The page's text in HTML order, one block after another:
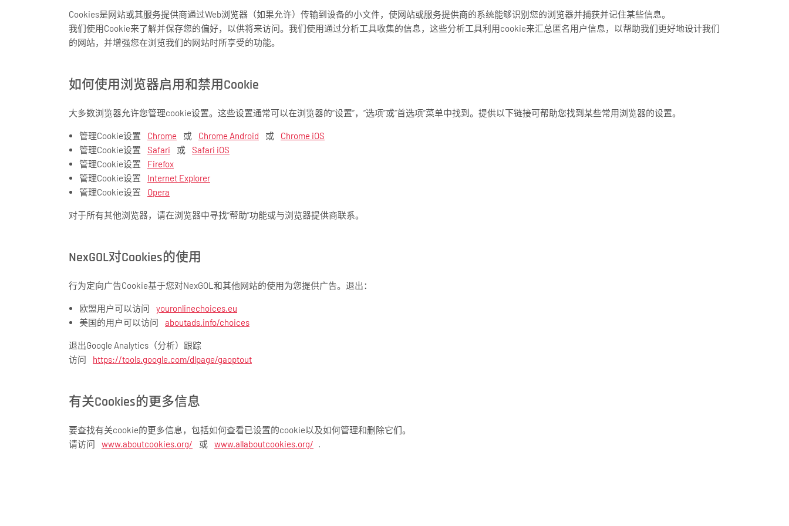
Cookies是网站或其服务提供商通过Web浏览器（如果允许）传输到设备的小文件，使网站或服务提供商的系统能够识别您的浏览器并捕获并记住某些信息。
我们使用Cookie来了解并保存您的偏好，以供将来访问。我们使用通过分析工具收集的信息，这些分析工具利用cookie来汇总匿名用户信息，以帮助我们更好地设计我们
的网站，并增强您在浏览我们的网站时所享受的功能。
如何使用浏览器启用和禁用Cookie
大多数浏览器允许您管理cookie设置。这些设置通常可以在浏览器的“设置”，“选项”或“首选项”菜单中找到。提供以下链接可帮助您找到某些常用浏览器的设置。
管理Cookie设置 Chrome 或 Chrome Android 或
Chrome iOS
管理Cookie设置
Safari 或
Safari iOS
管理Cookie设置
Firefox
管理Cookie设置
Internet Explorer
管理Cookie设置
Opera
对于所有其他浏览器，请在浏览器中寻找“帮助”功能或与浏览器提供商联系。
NexGOL对Cookies的使用
行为定向广告Cookie基于您对NexGOL和其他网站的使用为您提供广告。退出：
欧盟用户可以访问
youronlinechoices.eu
美国的用户可以访问
aboutads.info/choices
退出Google Analytics（分析）跟踪
访问
https://tools.google.com/dlpage/gaoptout
有关Cookies的更多信息
要查找有关cookie的更多信息，包括如何查看已设置的cookie以及如何管理和删除它们。
请访问
www.aboutcookies.org/ 或 www.allaboutcookies.org/ .